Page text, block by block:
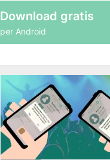
Download gratis
per Android